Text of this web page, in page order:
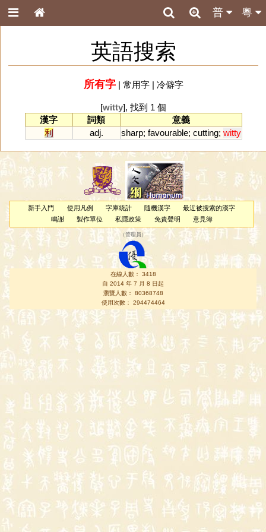
粵
普
英語搜索
所有字| 常用字| 冷僻字
[witty], 找到 1 個
漢字
詞類
意義
利
adj. sharp; favourable; cutting; witty
新手入門 使用凡例 字庫統計 隨機漢字
最近被搜索的漢字
鳴謝
製作單位 私隱政策 免責聲明 意見簿
（管理員 ）
在線人數： 3418
自 2014 年 7 月 8 日起
瀏覽人數： 80368748
使用次數： 294474464